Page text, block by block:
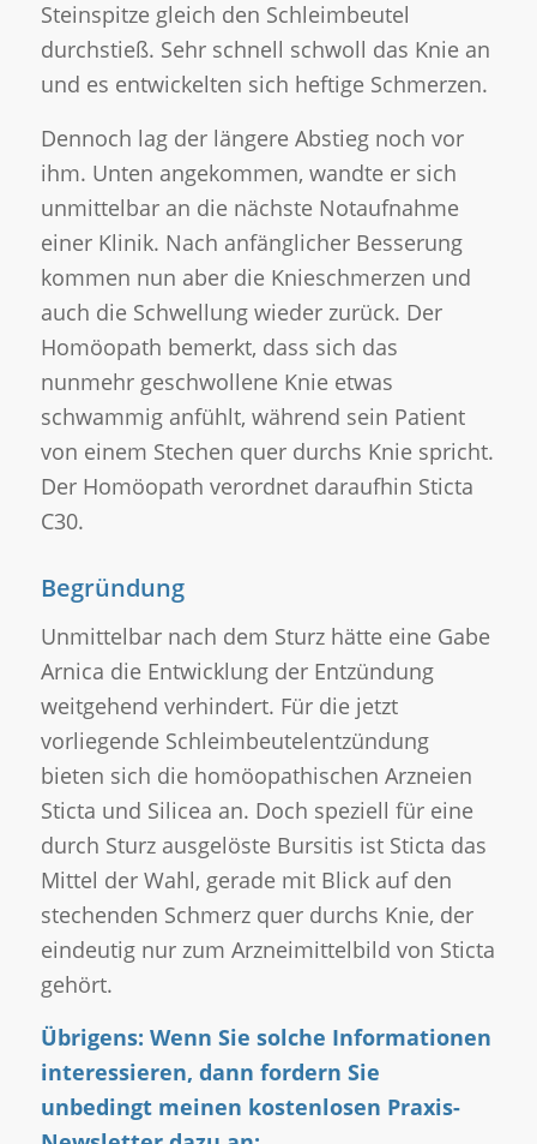
Steinspitze gleich den Schleimbeutel
durchstieß. Sehr schnell schwoll das Knie an
und es entwickelten sich heftige Schmerzen.
Dennoch lag der längere Abstieg noch vor
ihm. Unten angekommen, wandte er sich
unmittelbar an die nächste Notaufnahme
einer Klinik. Nach anfänglicher Besserung
kommen nun aber die Knieschmerzen und
auch die Schwellung wieder zurück. Der
Homöopath bemerkt, dass sich das
nunmehr geschwollene Knie etwas
schwammig anfühlt, während sein Patient
von einem Stechen quer durchs Knie spricht.
Der Homöopath verordnet daraufhin Sticta
C30.
Begründung
Unmittelbar nach dem Sturz hätte eine Gabe
Arnica die Entwicklung der Entzündung
weitgehend verhindert. Für die jetzt
vorliegende Schleimbeutelentzündung
bieten sich die homöopathischen Arzneien
Sticta und Silicea an. Doch speziell für eine
durch Sturz ausgelöste Bursitis ist Sticta das
Mittel der Wahl, gerade mit Blick auf den
stechenden Schmerz quer durchs Knie, der
eindeutig nur zum Arzneimittelbild von Sticta
gehört.
Übrigens: Wenn Sie solche Informationen
interessieren, dann fordern Sie
unbedingt meinen kostenlosen Praxis-